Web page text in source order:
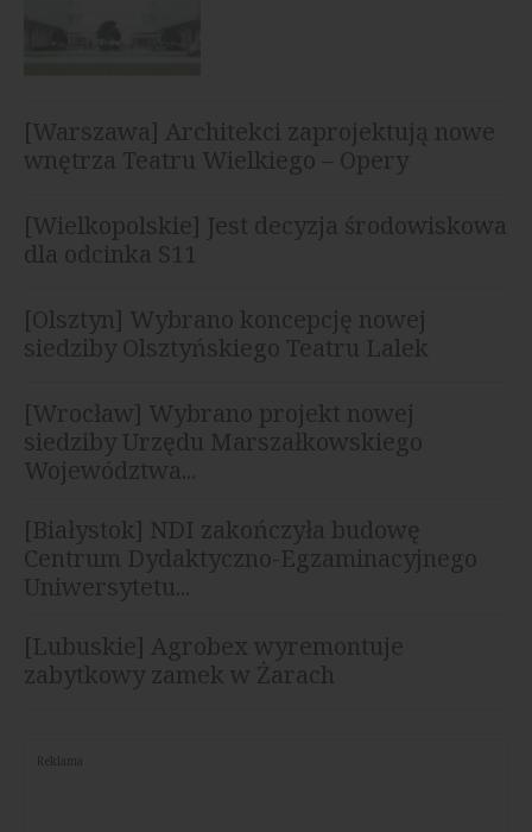
[Warszawa] Architekci zaprojektują nowe
wnętrza Teatru Wielkiego – Opery
[Wielkopolskie] Jest decyzja środowiskowa
dla odcinka S11
[Olsztyn] Wybrano koncepcję nowej
siedziby Olsztyńskiego Teatru Lalek
[Wrocław] Wybrano projekt nowej
siedziby Urzędu Marszałkowskiego
Województwa...
[Białystok] NDI zakończyła budowę
Centrum Dydaktyczno-Egzaminacyjnego
Uniwersytetu...
[Lubuskie] Agrobex wyremontuje
zabytkowy zamek w Żarach
Reklama